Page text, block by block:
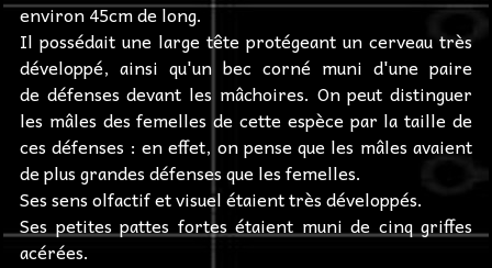
environ 45cm de long.
Il possédait une large tête protégeant un cerveau très
développé, ainsi qu'un bec corné muni d'une paire
de défenses devant les mâchoires. On peut distinguer
les mâles des femelles de cette espèce par la taille de
ces défenses : en effet, on pense que les mâles avaient
de plus grandes défenses que les femelles.
Ses sens olfactif et visuel étaient très développés.
Ses petites pattes fortes étaient muni de cinq griffes
acérées.